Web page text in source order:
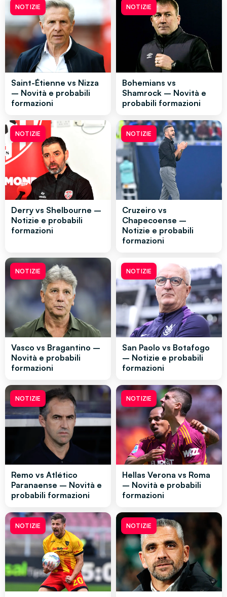
NOTIZIE
Saint-Étienne vs Nizza
– Novità e probabili
formazioni
NOTIZIE
Bohemians vs
Shamrock – Novità e
probabili formazioni
NOTIZIE
Derry vs Shelbourne –
Notizie e probabili
formazioni
NOTIZIE
Cruzeiro vs
Chapecoense –
Notizie e probabili
formazioni
NOTIZIE
Vasco vs Bragantino –
Novità e probabili
formazioni
NOTIZIE
San Paolo vs Botafogo
– Notizie e probabili
formazioni
NOTIZIE
Remo vs Atlético
Paranaense – Novità e
probabili formazioni
NOTIZIE
Hellas Verona vs Roma
– Novità e probabili
formazioni
NOTIZIE NOTIZIE